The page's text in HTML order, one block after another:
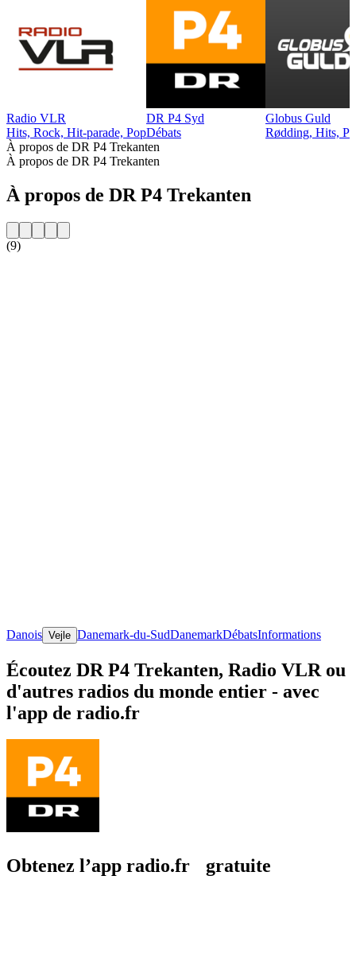
Radio VLR
Hits, Rock, Hit-parade, Pop
DR P4 Syd
Débats
Globus Guld
Rødding, Hits,
À propos de DR P4 Trekanten
À propos de DR P4 Trekanten
À propos de DR P4 Trekanten
(9)
Danois Vejle Danemark-du-SudDanemarkDébatsInformations
Écoutez DR P4 Trekanten, Radio VLR ou
d'autres radios du monde entier - avec
l'app de radio.fr
Obtenez l’app radio.fr gratuite